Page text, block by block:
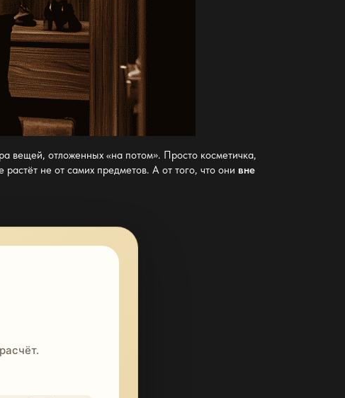
вещей, отложенных «на потом». Просто косметичка,
не от самих предметов. А от того, что они вне